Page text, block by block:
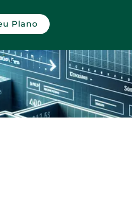
Plano